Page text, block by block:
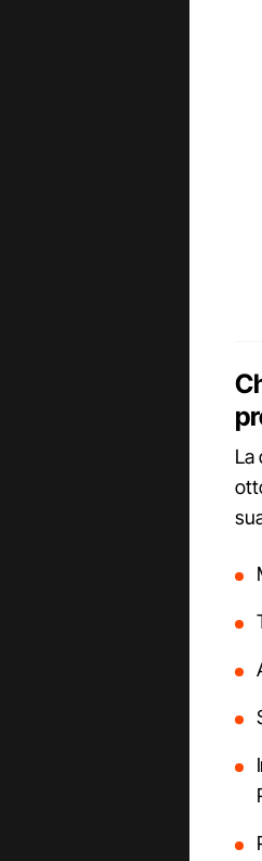
La